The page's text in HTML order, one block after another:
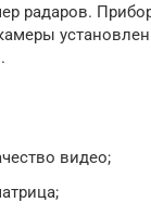
радаров.
видео;